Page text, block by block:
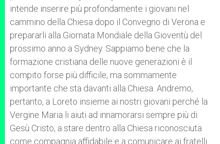
intende inserire più profondamente i giovani nel
cammino della Chiesa dopo il Convegno di Verona e
prepararli alla Giornata Mondiale della Gioventù del
prossimo anno a Sydney. Sappiamo bene che la
formazione cristiana delle nuove generazioni è il
compito forse più difficile, ma sommamente
importante che sta davanti alla Chiesa. Andremo,
pertanto, a Loreto insieme ai nostri giovani perché la
Vergine Maria li aiuti ad innamorarsi sempre più di
Gesù Cristo, a stare dentro alla Chiesa riconosciuta
come compagnia affidabile e a comunicare ai fratelli